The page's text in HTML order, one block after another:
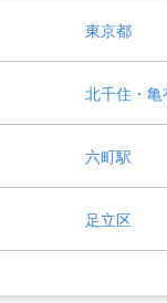
東京都
北千住・亀
六町駅
足立区